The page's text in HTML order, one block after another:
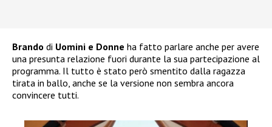
Brando di Uomini e Donne ha fatto parlare anche per avere
una presunta relazione fuori durante la sua partecipazione al
programma. Il tutto è stato però smentito dalla ragazza
tirata in ballo, anche se la versione non sembra ancora
convincere tutti.